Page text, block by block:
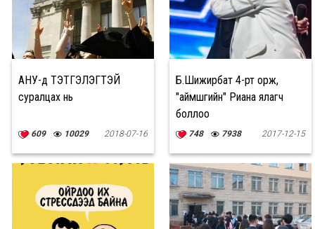
АНУ-д ТЭТГЭЛЭГТЭЙ
суралцах нь
609 10029 2018-07-16
Б.Шижирбат 4-рт орж,
"аймшгийн" Риана ялагч
боллоо
748 7938 2017-12-15